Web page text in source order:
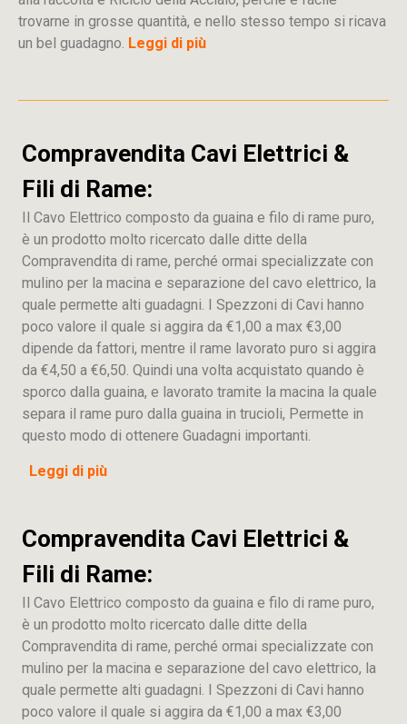
trovarne in grosse quantità, e nello stesso tempo si ricava
un bel guadagno. Leggi di più
Compravendita Cavi Elettrici &
Fili di Rame:
Il Cavo Elettrico composto da guaina e filo di rame puro,
è un prodotto molto ricercato dalle ditte della
Compravendita di rame, perché ormai specializzate con
mulino per la macina e separazione del cavo elettrico, la
quale permette alti guadagni. I Spezzoni di Cavi hanno
poco valore il quale si aggira da €1,00 a max €3,00
dipende da fattori, mentre il rame lavorato puro si aggira
da €4,50 a €6,50. Quindi una volta acquistato quando è
sporco dalla guaina, e lavorato tramite la macina la quale
separa il rame puro dalla guaina in trucioli, Permette in
questo modo di ottenere Guadagni importanti.
Leggi di più
Compravendita Cavi Elettrici &
Fili di Rame:
Il Cavo Elettrico composto da guaina e filo di rame puro,
è un prodotto molto ricercato dalle ditte della
Compravendita di rame, perché ormai specializzate con
mulino per la macina e separazione del cavo elettrico, la
quale permette alti guadagni. I Spezzoni di Cavi hanno
poco valore il quale si aggira da €1,00 a max €3,00